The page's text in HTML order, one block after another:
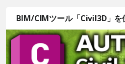
BIM/CIMツール「Civil3D」を